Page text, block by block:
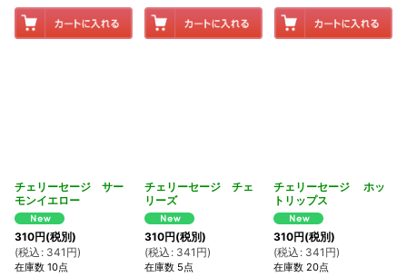
チェリーセージ サー
モンイエロー
310円(税別)
(税込 : 341 円)
在庫数 10点
チェリーセージ チェ
リーズ
310円(税別)
(税込 : 341 円)
在庫数 5点
チェリーセージ ホッ
トリップス
310円(税別)
(税込 : 341 円)
在庫数 20点